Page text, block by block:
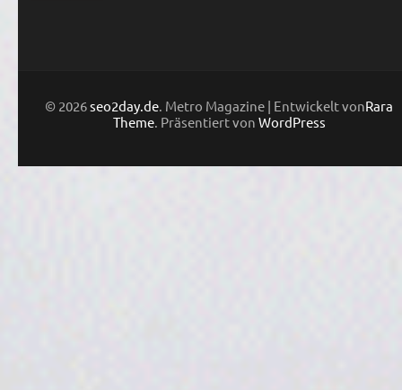
© 2026seo2day.de. Metro Magazine | Entwickelt vonRara
Theme. Präsentiert von WordPress